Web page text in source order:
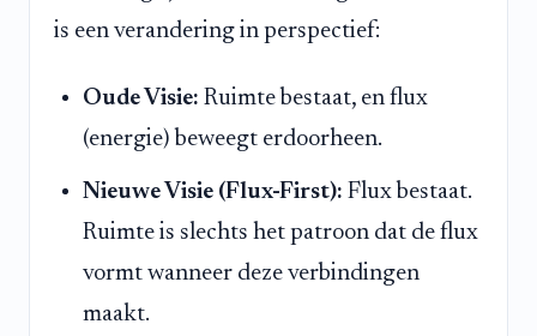
is een verandering in perspectief:
Oude Visie: Ruimte bestaat, en flux
(energie) beweegt erdoorheen.
Nieuwe Visie (Flux-First): Flux bestaat.
Ruimte is slechts het patroon dat de flux
vormt wanneer deze verbindingen
maakt.